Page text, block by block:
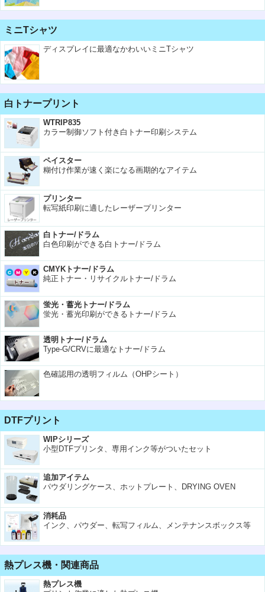
ミニTシャツ
ディスプレイに最適なかわいいミニTシャツ
白トナープリント
WTRIP835
カラー制御ソフト付き白トナー印刷システム
ペイスター
糊付け作業が速く楽になる画期的なアイテム
プリンター
転写紙印刷に適したレーザープリンター
白トナー/ドラム
白色印刷ができる白トナー/ドラム
CMYKトナー/ドラム
純正トナー・リサイクルトナー/ドラム
蛍光・蓄光トナー/ドラム
蛍光・蓄光印刷ができるトナー/ドラム
透明トナー/ドラム
Type-G/CRVに最適なトナー/ドラム
色確認用の透明フィルム（OHPシート）
DTFプリント
WIPシリーズ
小型DTFプリンタ、専用インク等がついたセット
追加アイテム
パウダリングケース、ホットプレート、DRYING OVEN
消耗品
インク、パウダー、転写フィルム、メンテナンスボックス等
熱プレス機・関連商品
熱プレス機